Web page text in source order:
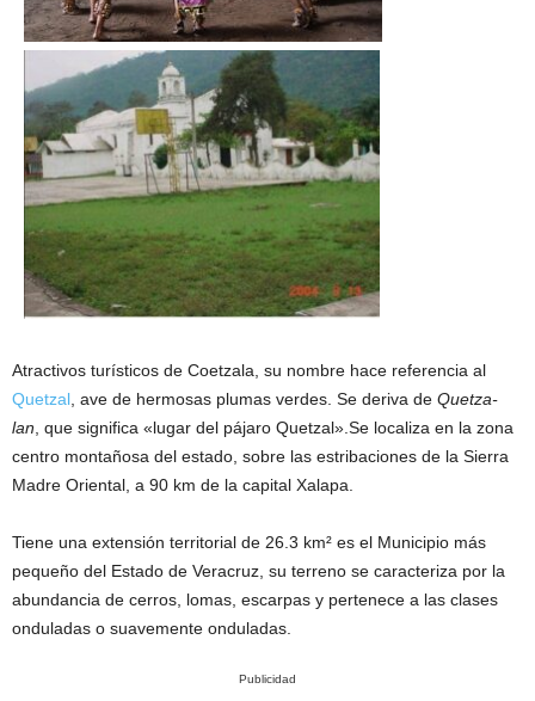
Atractivos turísticos de Coetzala, su nombre hace referencia al
Quetzal , ave de hermosas plumas verdes. Se deriva de Quetza-
lan , que significa «lugar del pájaro Quetzal».Se localiza en la zona
centro montañosa del estado, sobre las estribaciones de la Sierra
Madre Oriental, a 90 km de la capital Xalapa.
Tiene una extensión territorial de 26.3 km² es el Municipio más
pequeño del Estado de Veracruz, su terreno se caracteriza por la
abundancia de cerros, lomas, escarpas y pertenece a las clases
onduladas o suavemente onduladas.
Publicidad